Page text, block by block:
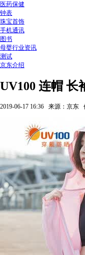
医药保健
钟表
珠宝首饰
手机通讯
图书
母婴行业资讯
测试
京东介绍
UV100 连帽 长
2019-06-17 16:36 来源：京东